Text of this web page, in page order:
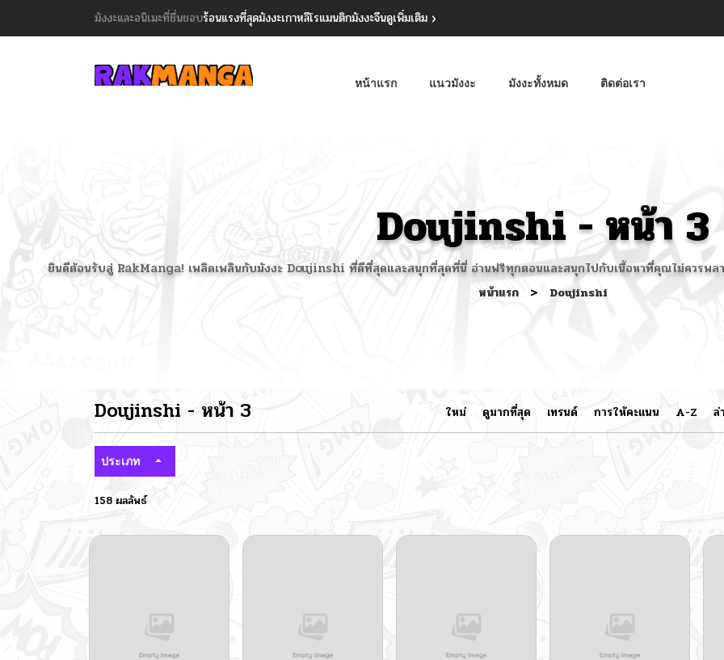
มังงะและอนิเมะที่ชื่นชอบร้อนแรงที่สุดมังงะเกาหลีโรแมนติกมังงะจีนดูเพิ่มเติม
หน้าแรก แนวมังงะ มังงะทั้งหมด ติดต่อเรา
Doujinshi - หน้า 3
ยินดีต้อนรับสู่ RakManga! เพลิดเพลินกับมังงะ Doujinshi ที่ดีที่สุดและสนุกที่สุดที่นี่ อ่านฟรีทุกตอนและสนุกไปกับเนื้อหาที่คุณไม่ควรพ
หน้าแรก > Doujinshi
Doujinshi - หน้า 3 ใหม่ ดูมากที่สุด เทรนด์ การให้คะแนน A-Z ล่
ประเภท
158 ผลลัพธ์